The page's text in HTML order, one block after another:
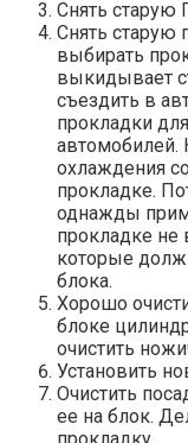
Снять старую
Снять старую
выбирать
выкидывает
съездить в
прокладки
автомобилей.
охлаждения
прокладке.
однажды
прокладке не
которые
блока.
Хорошо
блоке
очистить
Установить
Очистить
ее на блок.